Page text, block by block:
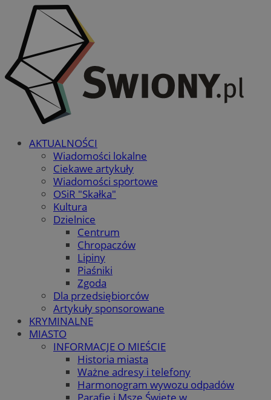
AKTUALNOŚCI
Wiadomości lokalne
Ciekawe artykuły
Wiadomości sportowe
OSiR "Skałka"
Kultura
Dzielnice
Centrum
Chropaczów
Lipiny
Piaśniki
Zgoda
Dla przedsiębiorców
Artykuły sponsorowane
KRYMINALNE
MIASTO
INFORMACJE O MIEŚCIE
Historia miasta
Ważne adresy i telefony
Harmonogram wywozu odpadów